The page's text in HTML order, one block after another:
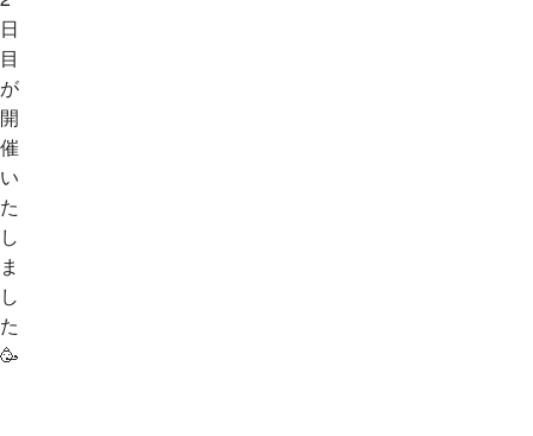
日
目
が
開
催
い
た
し
ま
し
た
🥳